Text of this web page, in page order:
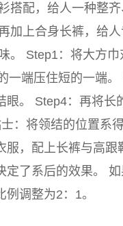
搭配，给人一种整
加上合身长裤，给
。 Step1：将大方巾
端压住短的一端。
眼。 Step4：再将长
：将领结的位置系
服，配上长裤与高跟
定了系后的效果。
调整为2：1。